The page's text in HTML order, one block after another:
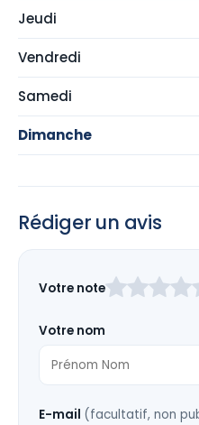
Jeudi
Vendredi
Samedi
Dimanche
Rédiger un avis
ce
vide
Votre note
Votre nom
E-mail (facultatif, non